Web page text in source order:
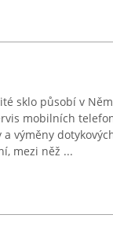
sklo působí v
mobilních
výměny
mezi něž ...